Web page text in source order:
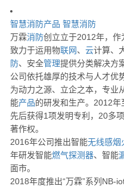
智慧消防产品 智慧消防
万霖消防创立立于2012年，作
致力于运用物联网、 云计算、
防、安全管理提供分类解决方
公司依托雄厚的技术与人才优
为动力之源、立企之本，专业
能产品的研发和生产。2012
先后获得1项发明专利，20多
著作权。
2016年公司推出智能无线感烟
年研发智能燃气探测器、智能
面市。
2018年度推出“万霖”系列NB-